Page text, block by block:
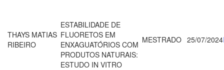
THAYS MATIAS
RIBEIRO
ESTABILIDADE DE
FLUORETOS EM
ENXAGUATÓRIOS COM
PRODUTOS NATURAIS:
ESTUDO IN VITRO
MESTRADO 25/07/2024